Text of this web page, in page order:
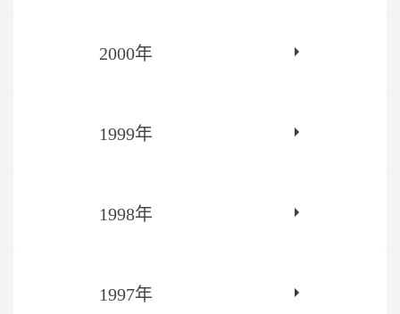
2000年
1999年
1998年
1997年